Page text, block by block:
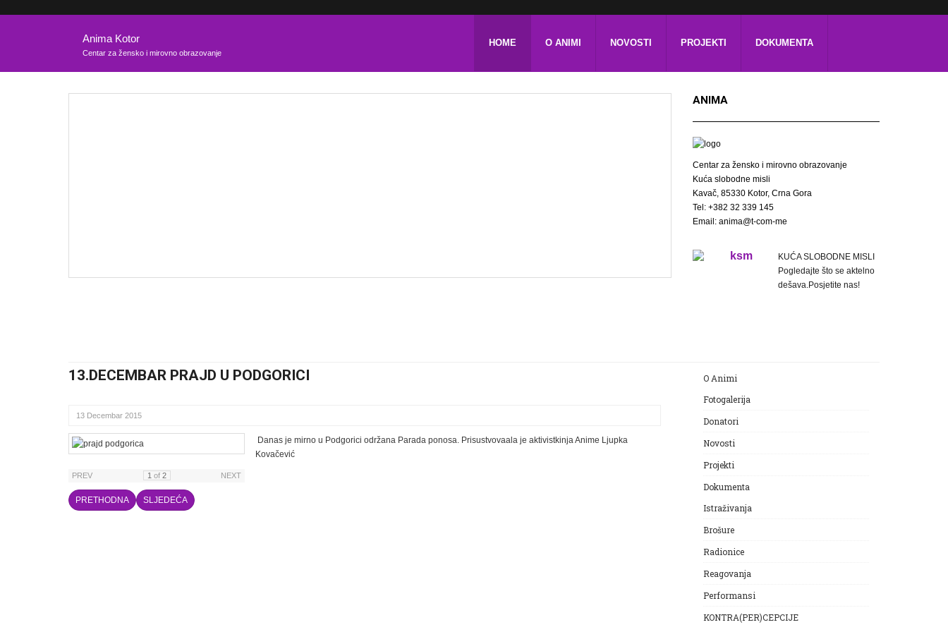
Anima Kotor
Centar za žensko i mirovno obrazovanje
HOME O ANIMI NOVOSTI PROJEKTI DOKUMENTA
ANIMA
Centar za žensko i mirovno obrazovanje
Kuća slobodne misli
Kavač, 85330 Kotor, Crna Gora
Tel: +382 32 339 145
Email: anima@t-com-me
KUĆA SLOBODNE MISLI
Pogledajte što se aktelno
dešava.Posjetite nas!
13.DECEMBAR PRAJD U PODGORICI
13 Decembar 2015
PREV 1 of 2 NEXT
Danas je mirno u Podgorici održana Parada ponosa. Prisustvovaala je aktivistkinja Anime Ljupka
Kovačević
PRETHODNA SLJEDEĆA
O Animi
Fotogalerija
Donatori
Novosti
Projekti
Dokumenta
Istraživanja
Brošure
Radionice
Reagovanja
Performansi
KONTRA(PER)CEPCIJE